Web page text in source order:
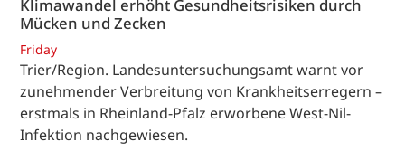
Klimawandel erhöht Gesundheitsrisiken durch
Mücken und Zecken
Friday
Trier/Region. Landesuntersuchungsamt warnt vor
zunehmender Verbreitung von Krankheitserregern –
erstmals in Rheinland-Pfalz erworbene West-Nil-
Infektion nachgewiesen.